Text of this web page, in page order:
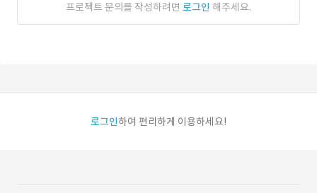
프로젝트 문의를 작성하려면 로그인 해주세요.
로그인하여 편리하게 이용하세요!